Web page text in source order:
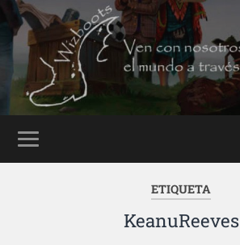
ETIQUETA
KeanuReeves